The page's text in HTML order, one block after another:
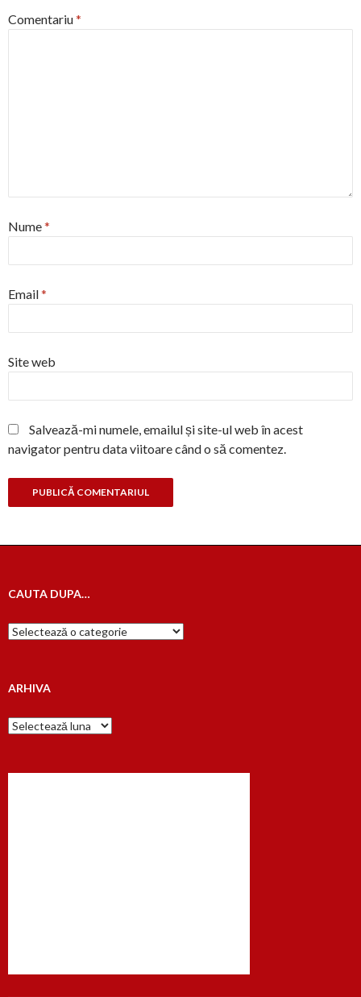
Comentariu*
Nume*
Email*
Site web
Salvează-mi numele, emailul și site-ul web în acest
navigator pentru data viitoare când o să comentez.
CAUTA DUPA…
Cauta
dupa…
ARHIVA
Arhiva